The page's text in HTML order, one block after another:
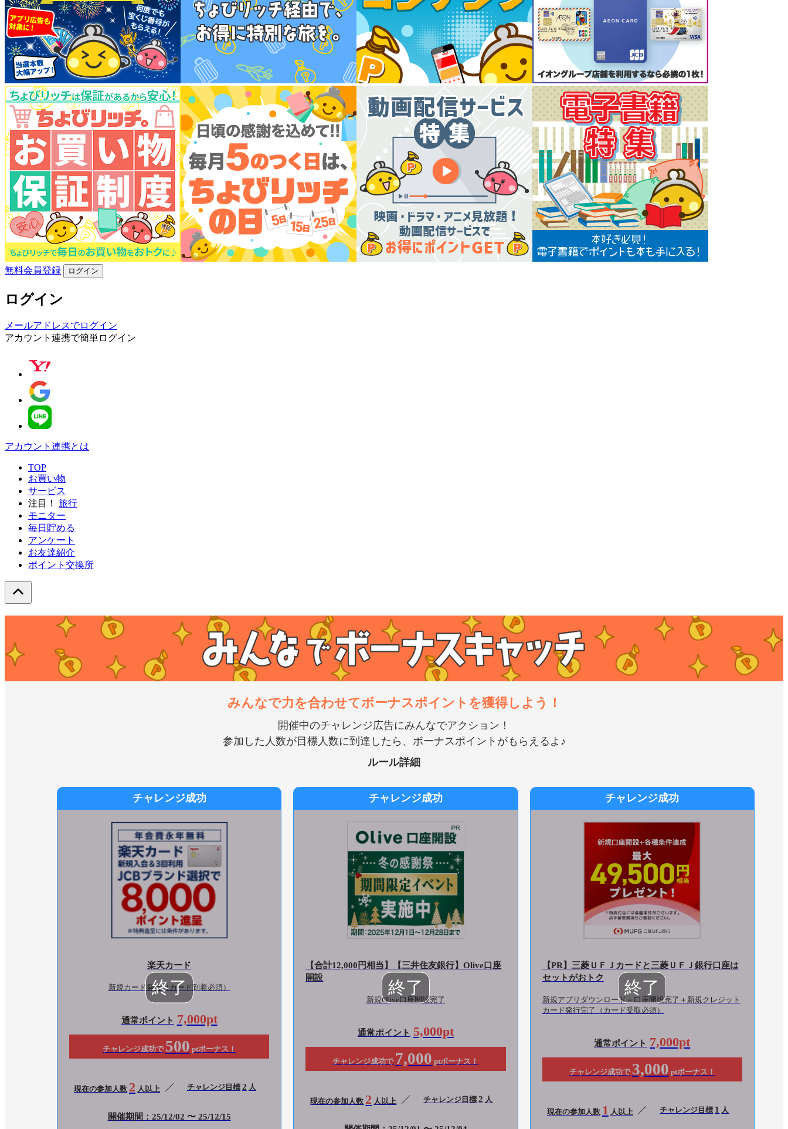
無料会員登録 ログイン
ログイン
メールアドレスでログイン
アカウント連携で簡単ログイン
アカウント連携とは
TOP
お買い物
サービス
注目！
旅行
モニター
毎日貯める
アンケート
お友達紹介
ポイント交換所
みんなで力を合わせてボーナスポイントを獲得しよう！
開催中のチャレンジ広告にみんなでアクション！
参加した人数が目標人数に到達したら、ボーナスポイントがもらえるよ♪
ルール詳細
チャレンジ成功
楽天カード
新規カード発行（カード到着必須）
通常ポイント 7,000pt
チャレンジ成功で 500 ptボーナス！
現在の参加人数 2 人以上 チャレンジ目標 2 人
開催期間：25/12/02 〜 25/12/15
チャレンジ成功
【合計12,000円相当】【三井住友銀行】Olive口座
開設
新規Olive口座開設完了
通常ポイント 5,000pt
チャレンジ成功で 7,000 ptボーナス！
現在の参加人数 2 人以上 チャレンジ目標 2 人
チャレンジ成功
【PR】三菱ＵＦＪカードと三菱ＵＦＪ銀行口座は
セットがおトク
新規アプリダウンロード＋口座開設完了＋新規クレジット
カード発行完了（カード受取必須）
通常ポイント 7,000pt
チャレンジ成功で 3,000 ptボーナス！
現在の参加人数 1 人以上 チャレンジ目標 1 人